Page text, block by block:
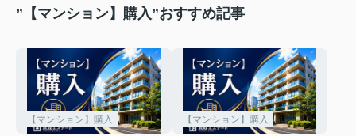
”【マンション】購入”おすすめ記事
【マンション】購入 【マンション】購入